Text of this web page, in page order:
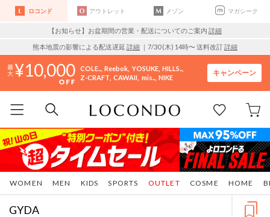
ロコンド アウトレット メゾン マガシーク
【お知らせ】お盆期間の営業・配送についてのご案内 詳細
熊本地震の影響による配送遅延 詳細 ｜7/30 (木) 14時〜 送料改訂詳細
10,000 COLE.. Reebok YOSUKE HILLS..
Z-CRAFT CAWAII mis.. NIKE
キャンペーン
WOMEN MEN KIDS SPORTS COSME HOME
OUTLET
GYDA